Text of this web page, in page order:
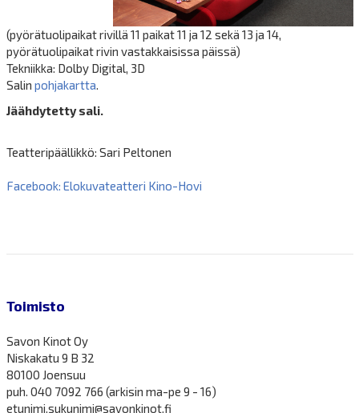
(pyörätuolipaikat rivillä 11 paikat 11 ja 12 sekä 13 ja 14,
pyörätuolipaikat rivin vastakkaisissa päissä)
Tekniikka: Dolby Digital, 3D
Salin pohjakartta.
Jäähdytetty sali.
Teatteripäällikkö: Sari Peltonen
Facebook: Elokuvateatteri Kino-Hovi
Toimisto
Savon Kinot Oy
Niskakatu 9 B 32
80100 Joensuu
puh. 040 7092 766 (arkisin ma-pe 9 - 16)
etunimi.sukunimi@savonkinot.fi